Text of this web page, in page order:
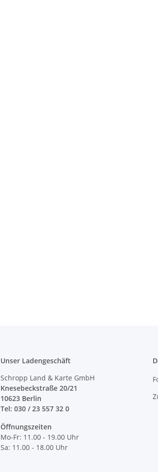
Unser Ladengeschäft
Schropp Land & Karte GmbH
Knesebeckstraße 20/21
10623 Berlin
Tel: 030 / 23 557 32 0
Öffnungszeiten
Mo-Fr: 11.00 - 19.00 Uhr
Sa: 11.00 - 18.00 Uhr